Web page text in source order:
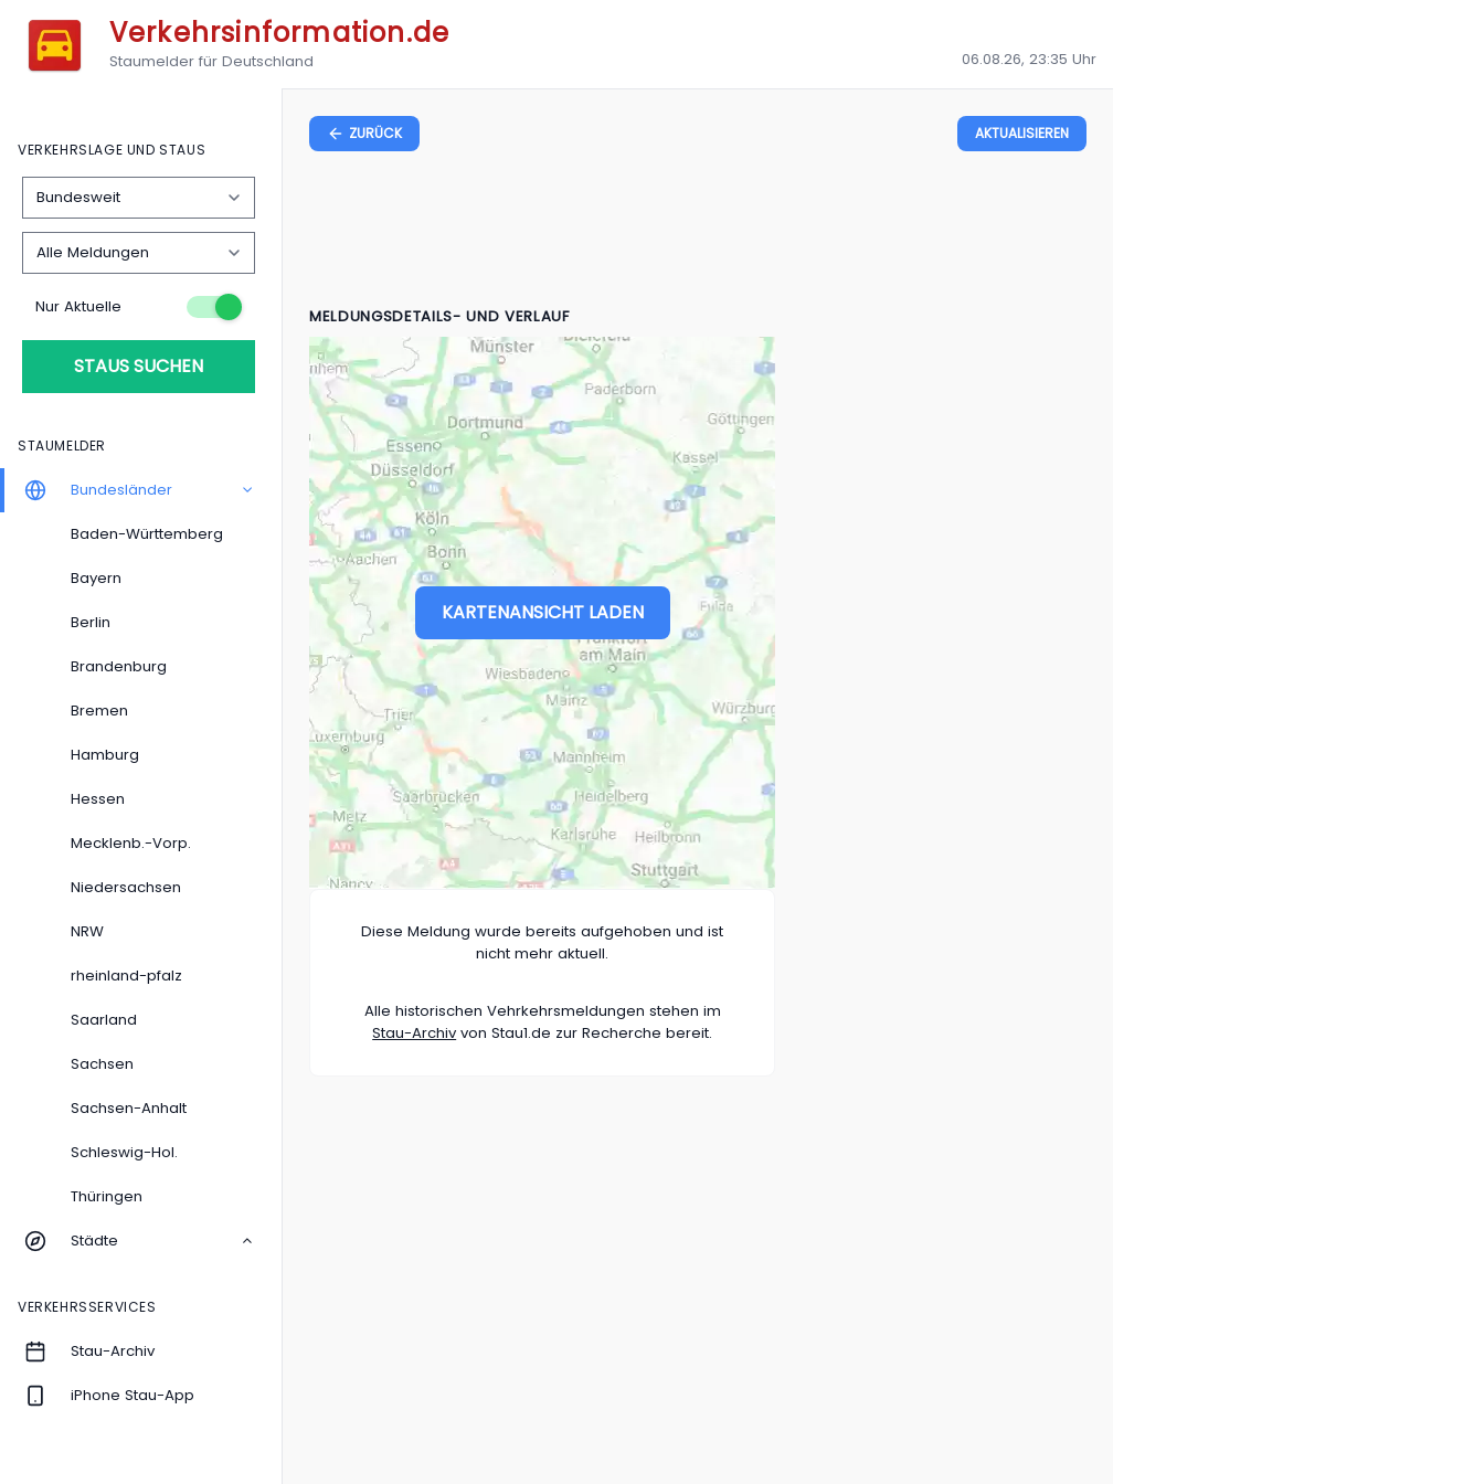
Verkehrsinformation.de
Staumelder für Deutschland 06.08.26, 23:35 Uhr
VERKEHRSLAGE UND STAUS
Nur Aktuelle
STAUS SUCHEN
STAUMELDER
Bundesländer
Baden-Württemberg
Bayern
Berlin
Brandenburg
Bremen
Hamburg
Hessen
Mecklenb.-Vorp.
Niedersachsen
NRW
rheinland-pfalz
Saarland
Sachsen
Sachsen-Anhalt
Schleswig-Hol.
Thüringen
Städte
VERKEHRSSERVICES
Stau-Archiv
iPhone Stau-App
ZURÜCK AKTUALISIEREN
MELDUNGSDETAILS- UND VERLAUF
KARTENANSICHT LADEN
Diese Meldung wurde bereits aufgehoben und ist
nicht mehr aktuell.
Alle historischen Vehrkehrsmeldungen stehen im
Stau-Archiv von Stau1.de zur Recherche bereit.